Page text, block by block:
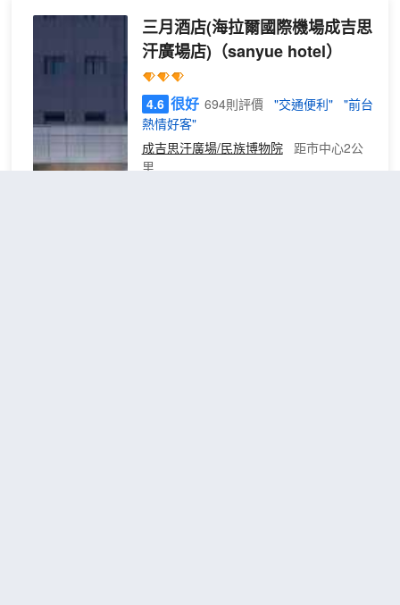
三月酒店(海拉爾國際機場成吉思
汗廣場店) （sanyue hotel）
4.6 很好 694則評價 "交通便利"
"前台
熱情好客"
成吉思汗廣場/民族博物院
距市中心2公
里